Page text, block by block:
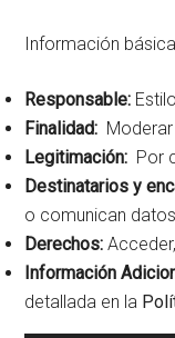
Información
Responsable:
Finalidad:
Legitimación: Por
Destinatarios y
o comunican
Derechos:
Información
detallada en la